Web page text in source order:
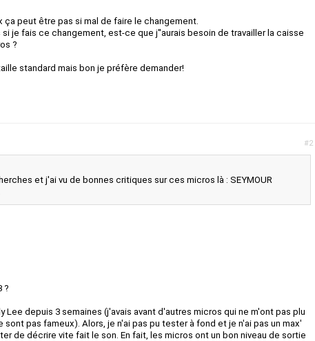
ça peut être pas si mal de faire le changement.
si je fais ce changement, est-ce que j''aurais besoin de travailler la caisse
?
standard mais bon je préfère demander!
#2
et j'ai vu de bonnes critiques sur ces micros là : SEYMOUR
?
Lee depuis 3 semaines (j'avais avant d'autres micros qui ne m'ont pas plu
pas fameux). Alors, je n'ai pas pu tester à fond et je n'ai pas un max'
de décrire vite fait le son. En fait, les micros ont un bon niveau de sortie